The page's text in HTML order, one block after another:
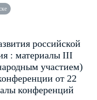
российской
: материалы III
участием)
от 22
конференций